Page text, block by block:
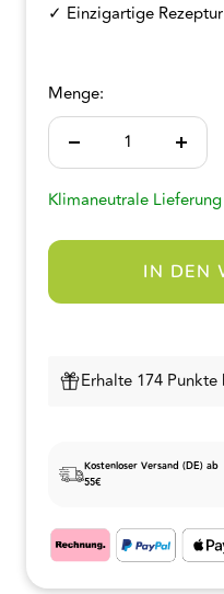
✓ Einzigartige Rezeptur
Menge:
Menge
Klimaneutrale
IN DEN
Erhalte 174
Kostenloser Versand (DE) ab
55€